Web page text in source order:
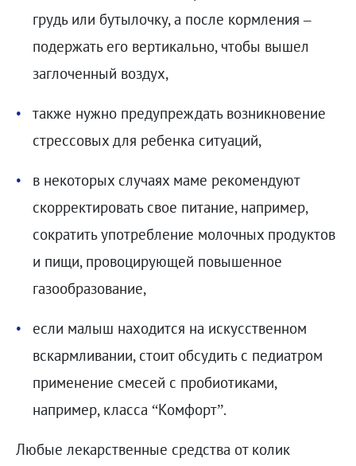
грудь или бутылочку, а после кормления –
подержать его вертикально, чтобы вышел
заглоченный воздух,
также нужно предупреждать возникновение
стрессовых для ребенка ситуаций,
в некоторых случаях маме рекомендуют
скорректировать свое питание, например,
сократить употребление молочных продуктов
и пищи, провоцирующей повышенное
газообразование,
если малыш находится на искусственном
вскармливании, стоит обсудить с педиатром
применение смесей с пробиотиками,
например, класса “Комфорт”.
Любые лекарственные средства от колик